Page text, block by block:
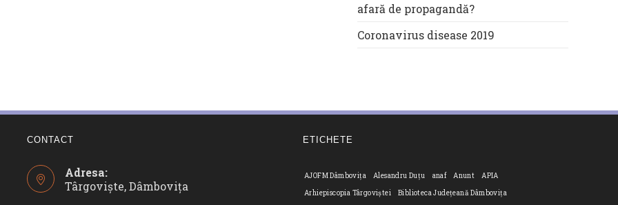
afară de propagandă?
Coronavirus disease 2019
CONTACT
Adresa:
Târgoviște, Dâmbovița
ETICHETE
AJOFM Dâmbovița Alesandru Duțu anaf Anunt
APIA
Arhiepiscopia Târgoviștei
Biblioteca Județeană Dâmbovița